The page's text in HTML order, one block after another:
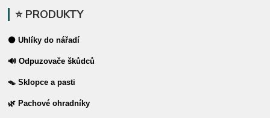
⭐ PRODUKTY
⚫ Uhlíky do nářadí
🔊 Odpuzovače škůdců
🪤 Sklopce a pasti
🌿 Pachové ohradníky